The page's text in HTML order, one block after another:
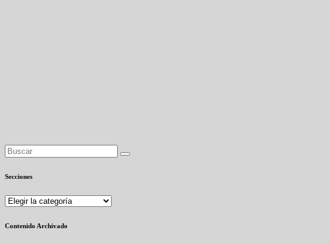
Secciones
Secciones
Contenido Archivado